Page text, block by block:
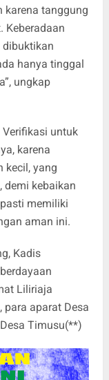
karena tanggung
Keberadaan
hanya tinggal
ungkap
Verifikasi untuk
karena
kecil, yang
demi kebaikan
memiliki
aman ini.
Kadis
Liliriaja
para aparat Desa
Timusu(**)